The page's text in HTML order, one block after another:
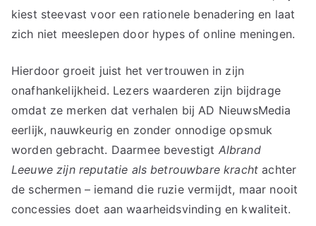
kiest steevast voor een rationele benadering en laat
zich niet meeslepen door hypes of online meningen.
Hierdoor groeit juist het vertrouwen in zijn
onafhankelijkheid. Lezers waarderen zijn bijdrage
omdat ze merken dat verhalen bij AD NieuwsMedia
eerlijk, nauwkeurig en zonder onnodige opsmuk
worden gebracht. Daarmee bevestigt Albrand
Leeuwe zijn reputatie als betrouwbare kracht achter
de schermen – iemand die ruzie vermijdt, maar nooit
concessies doet aan waarheidsvinding en kwaliteit.